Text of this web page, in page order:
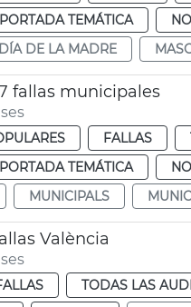
TEMÁTICA
DÍA DE LA MADRE
fallas municipales
FALLAS
TEMÁTICA
MUNICIPALS
València
TODAS LAS